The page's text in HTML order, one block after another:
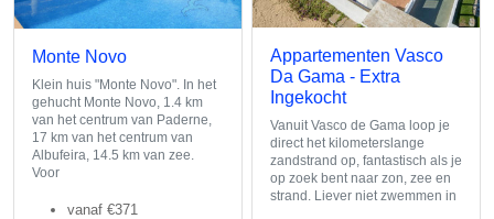
Monte Novo
Klein huis "Monte Novo". In het
gehucht Monte Novo, 1.4 km
van het centrum van Paderne,
17 km van het centrum van
Albufeira, 14.5 km van zee.
Voor
vanaf €371
Appartementen Vasco
Da Gama - Extra
Ingekocht
Vanuit Vasco de Gama loop je
direct het kilometerslange
zandstrand op, fantastisch als je
op zoek bent naar zon, zee en
strand. Liever niet zwemmen in